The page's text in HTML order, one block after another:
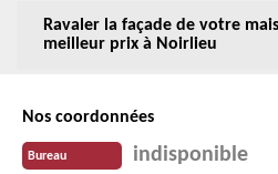
Ravaler la façade de votre
meilleur prix à Noirlieu
Nos coordonnées
Bureau indisponible